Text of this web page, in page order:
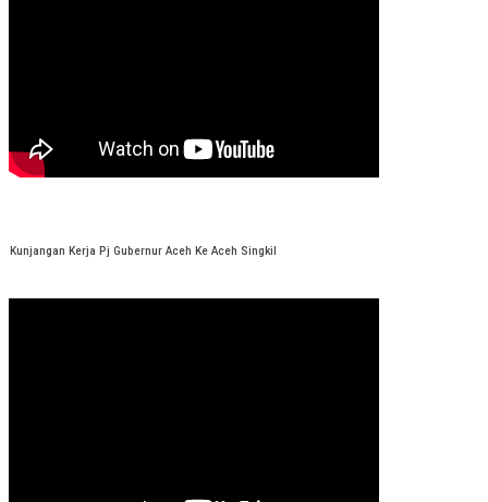
Kunjangan Kerja Pj Gubernur Aceh Ke Aceh Singkil